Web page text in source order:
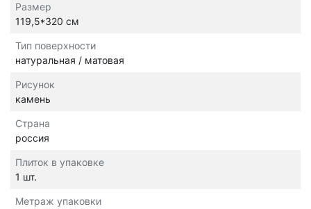
Размер
119,5*320 см
Тип поверхности
натуральная / матовая
Рисунок
камень
Страна
россия
Плиток в упаковке
1 шт.
Метраж упаковки